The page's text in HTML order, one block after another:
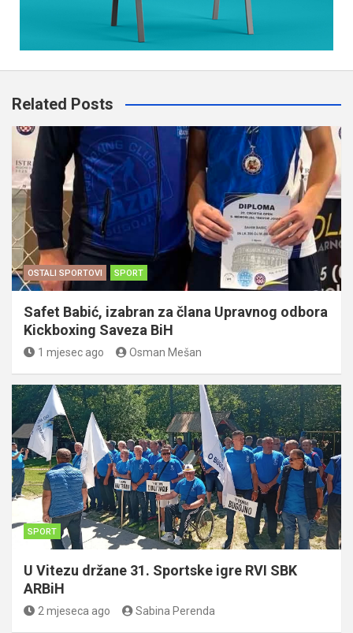
Related Posts
OSTALI SPORTOVI SPORT
Safet Babić, izabran za člana Upravnog odbora
Kickboxing Saveza BiH
1 mjesec ago Osman Mešan
SPORT
U Vitezu držane 31. Sportske igre RVI SBK
ARBiH
2 mjeseca ago Sabina Perenda